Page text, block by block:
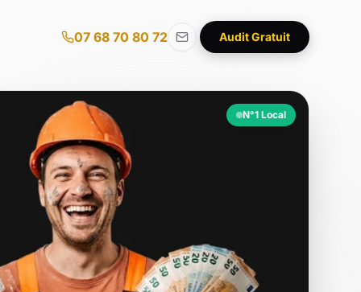
07 68 70 80 72 Audit Gratuit
N°1 Local